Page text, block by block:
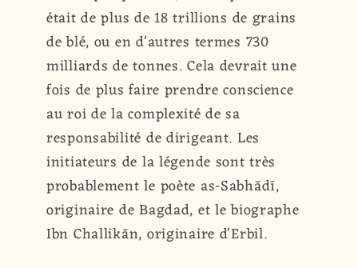
était de plus de 18 trillions de grains
de blé, ou en d'autres termes 730
milliards de tonnes. Cela devrait une
fois de plus faire prendre conscience
au roi de la complexité de sa
responsabilité de dirigeant. Les
initiateurs de la légende sont très
probablement le poète as-Sabhādī,
originaire de Bagdad, et le biographe
Ibn Challikān, originaire d'Erbil.